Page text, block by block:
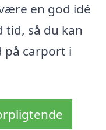
en god idé
så du kan
på carport i